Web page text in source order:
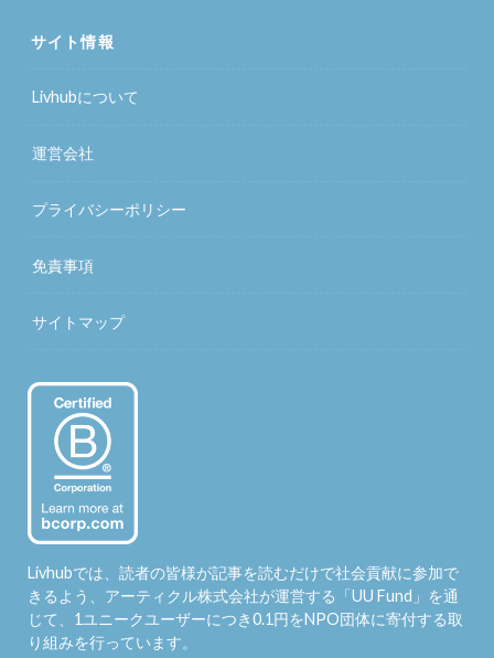
サイト情報
Livhubについて
運営会社
プライバシーポリシー
免責事項
サイトマップ
Livhubでは、読者の皆様が記事を読むだけで社会貢献に参加で
きるよう、アーティクル株式会社が運営する「UU Fund 」を通
じて、1ユニークユーザーにつき0.1円をNPO団体に寄付する取
り組みを行っています。